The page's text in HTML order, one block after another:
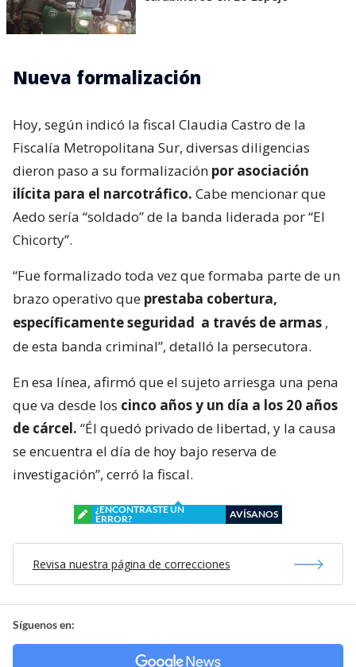
Nueva formalización
Hoy, según indicó la fiscal Claudia Castro de la
Fiscalía Metropolitana Sur, diversas diligencias
dieron paso a su formalización por asociación
ilícita para el narcotráfico. Cabe mencionar que
Aedo sería “soldado” de la banda liderada por “El
Chicorty”.
“Fue formalizado toda vez que formaba parte de un
brazo operativo que prestaba cobertura,
específicamente seguridad a través de armas ,
de esta banda criminal”, detalló la persecutora.
En esa línea, afirmó que el sujeto arriesga una pena
que va desde los cinco años y un día a los 20 años
de cárcel. “Él quedó privado de libertad, y la causa
se encuentra el día de hoy bajo reserva de
investigación”, cerró la fiscal.
¿ENCONTRASTE UN
ERROR?
AVÍSANOS
Revisa nuestra página de correcciones
Síguenos en: